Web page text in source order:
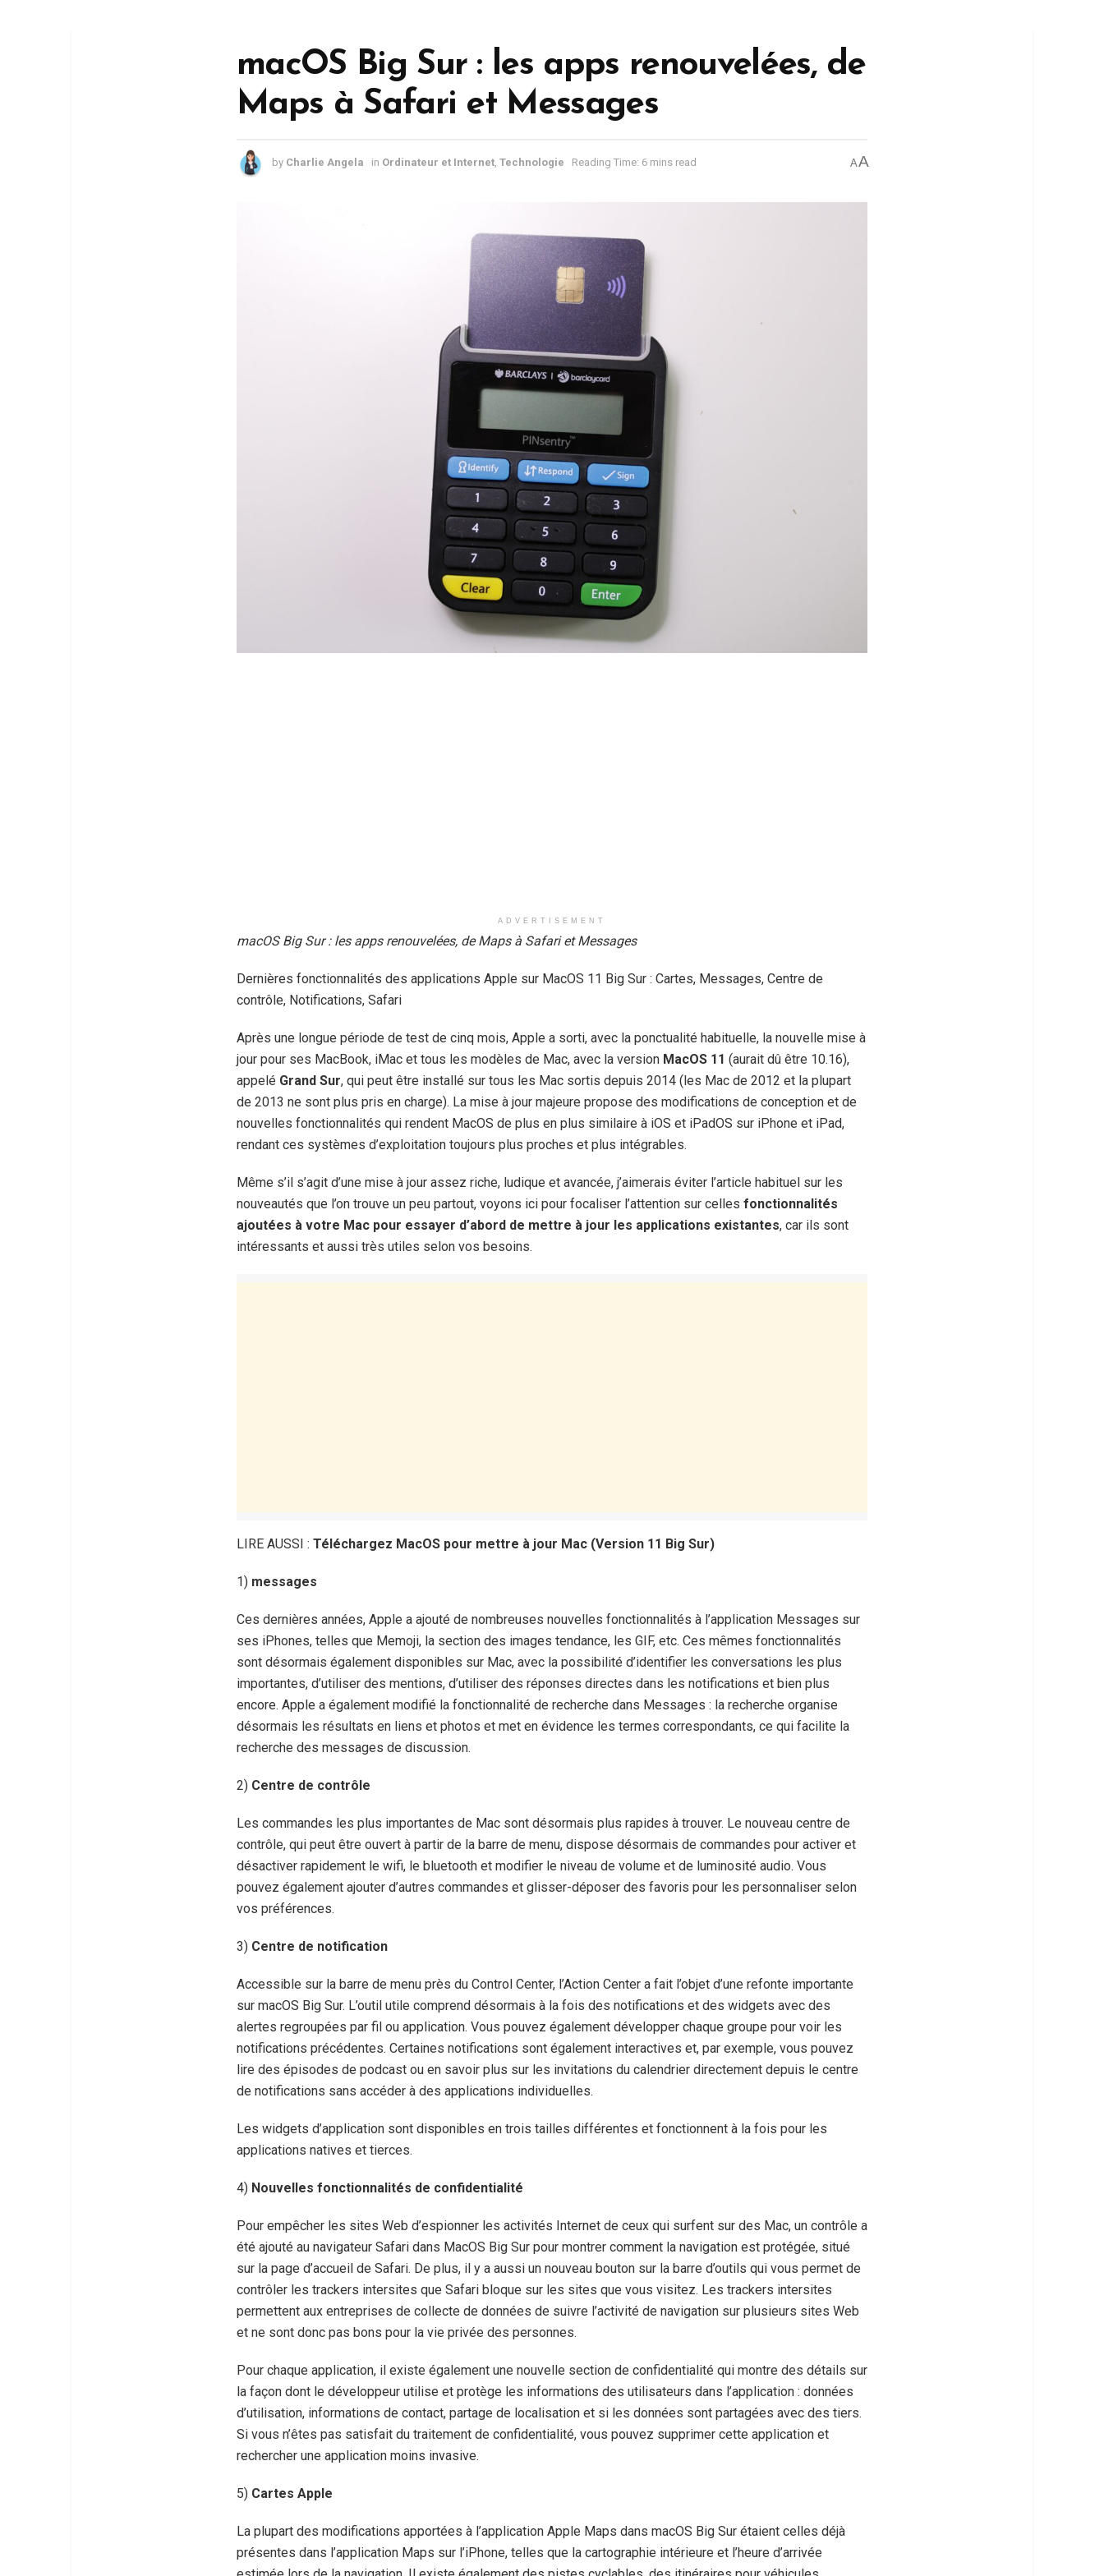
macOS Big Sur : les apps renouvelées, de
Maps à Safari et Messages
by Charlie Angela in Ordinateur et Internet Technologie Reading Time: 6 mins read AA
ADVERTISEMENT
macOS Big Sur : les apps renouvelées, de Maps à Safari et Messages
Dernières fonctionnalités des applications Apple sur MacOS 11 Big Sur : Cartes, Messages, Centre de
contrôle, Notifications, Safari
Après une longue période de test de cinq mois, Apple a sorti, avec la ponctualité habituelle, la nouvelle mise à
jour pour ses MacBook, iMac et tous les modèles de Mac, avec la version MacOS 11 (aurait dû être 10.16),
appelé Grand Sur, qui peut être installé sur tous les Mac sortis depuis 2014 (les Mac de 2012 et la plupart
de 2013 ne sont plus pris en charge). La mise à jour majeure propose des modifications de conception et de
nouvelles fonctionnalités qui rendent MacOS de plus en plus similaire à iOS et iPadOS sur iPhone et iPad,
rendant ces systèmes d’exploitation toujours plus proches et plus intégrables.
Même s’il s’agit d’une mise à jour assez riche, ludique et avancée, j’aimerais éviter l’article habituel sur les
nouveautés que l’on trouve un peu partout, voyons ici pour focaliser l’attention sur celles fonctionnalités
ajoutées à votre Mac pour essayer d’abord de mettre à jour les applications existantes, car ils sont
intéressants et aussi très utiles selon vos besoins.
LIRE AUSSI : Téléchargez MacOS pour mettre à jour Mac (Version 11 Big Sur)
1) messages
Ces dernières années, Apple a ajouté de nombreuses nouvelles fonctionnalités à l’application Messages sur
ses iPhones, telles que Memoji, la section des images tendance, les GIF, etc. Ces mêmes fonctionnalités
sont désormais également disponibles sur Mac, avec la possibilité d’identifier les conversations les plus
importantes, d’utiliser des mentions, d’utiliser des réponses directes dans les notifications et bien plus
encore. Apple a également modifié la fonctionnalité de recherche dans Messages : la recherche organise
désormais les résultats en liens et photos et met en évidence les termes correspondants, ce qui facilite la
recherche des messages de discussion.
2) Centre de contrôle
Les commandes les plus importantes de Mac sont désormais plus rapides à trouver. Le nouveau centre de
contrôle, qui peut être ouvert à partir de la barre de menu, dispose désormais de commandes pour activer et
désactiver rapidement le wifi, le bluetooth et modifier le niveau de volume et de luminosité audio. Vous
pouvez également ajouter d’autres commandes et glisser-déposer des favoris pour les personnaliser selon
vos préférences.
3) Centre de notification
Accessible sur la barre de menu près du Control Center, l’Action Center a fait l’objet d’une refonte importante
sur macOS Big Sur. L’outil utile comprend désormais à la fois des notifications et des widgets avec des
alertes regroupées par fil ou application. Vous pouvez également développer chaque groupe pour voir les
notifications précédentes. Certaines notifications sont également interactives et, par exemple, vous pouvez
lire des épisodes de podcast ou en savoir plus sur les invitations du calendrier directement depuis le centre
de notifications sans accéder à des applications individuelles.
Les widgets d’application sont disponibles en trois tailles différentes et fonctionnent à la fois pour les
applications natives et tierces.
4) Nouvelles fonctionnalités de confidentialité
Pour empêcher les sites Web d’espionner les activités Internet de ceux qui surfent sur des Mac, un contrôle a
été ajouté au navigateur Safari dans MacOS Big Sur pour montrer comment la navigation est protégée, situé
sur la page d’accueil de Safari. De plus, il y a aussi un nouveau bouton sur la barre d’outils qui vous permet de
contrôler les trackers intersites que Safari bloque sur les sites que vous visitez. Les trackers intersites
permettent aux entreprises de collecte de données de suivre l’activité de navigation sur plusieurs sites Web
et ne sont donc pas bons pour la vie privée des personnes.
Pour chaque application, il existe également une nouvelle section de confidentialité qui montre des détails sur
la façon dont le développeur utilise et protège les informations des utilisateurs dans l’application : données
d’utilisation, informations de contact, partage de localisation et si les données sont partagées avec des tiers.
Si vous n’êtes pas satisfait du traitement de confidentialité, vous pouvez supprimer cette application et
rechercher une application moins invasive.
5) Cartes Apple
La plupart des modifications apportées à l’application Apple Maps dans macOS Big Sur étaient celles déjà
présentes dans l’application Maps sur l’iPhone, telles que la cartographie intérieure et l’heure d’arrivée